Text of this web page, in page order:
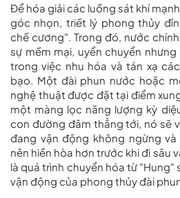
Để hóa giải các luồng sát khí
góc nhọn, triết lý phong thủy
chế cương". Trong đó, nước
sự mềm mại, uyển chuyển
trong việc nhu hóa và tán xạ
bạo. Một đài phun nước hoặc
nghệ thuật được đặt tại điểm
một màng lọc năng lượng kỳ
con đường đâm thẳng tới, nó sẽ
đang vận động không ngừng
nên hiền hòa hơn trước khi đi sâu
là quá trình chuyển hóa từ
vận động của phong thủy đài